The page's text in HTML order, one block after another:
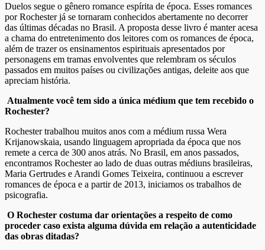
Duelos segue o gênero romance espírita de época. Esses romances
por Rochester já se tornaram conhecidos abertamente no decorrer
das últimas décadas no Brasil. A proposta desse livro é manter acesa
a chama do entretenimento dos leitores com os romances de época,
além de trazer os ensinamentos espirituais apresentados por
personagens em tramas envolventes que relembram os séculos
passados em muitos países ou civilizações antigas, deleite aos que
apreciam história.
Atualmente você tem sido a única médium que tem recebido o
Rochester?
Rochester trabalhou muitos anos com a médium russa Wera
Krijanowskaia, usando linguagem apropriada da época que nos
remete a cerca de 300 anos atrás. No Brasil, em anos passados,
encontramos Rochester ao lado de duas outras médiuns brasileiras,
Maria Gertrudes e Arandi Gomes Teixeira, continuou a escrever
romances de época e a partir de 2013, iniciamos os trabalhos de
psicografia.
O Rochester costuma dar orientações a respeito de como
proceder caso exista alguma dúvida em relação a autenticidade
das obras ditadas?